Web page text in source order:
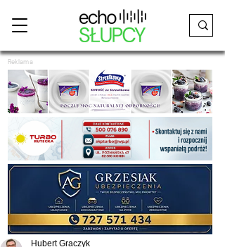
Reklama
Hubert Graczyk